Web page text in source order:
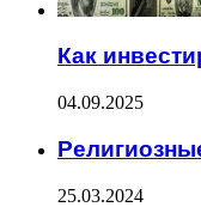
Как
04.09.2025
25.03.2024